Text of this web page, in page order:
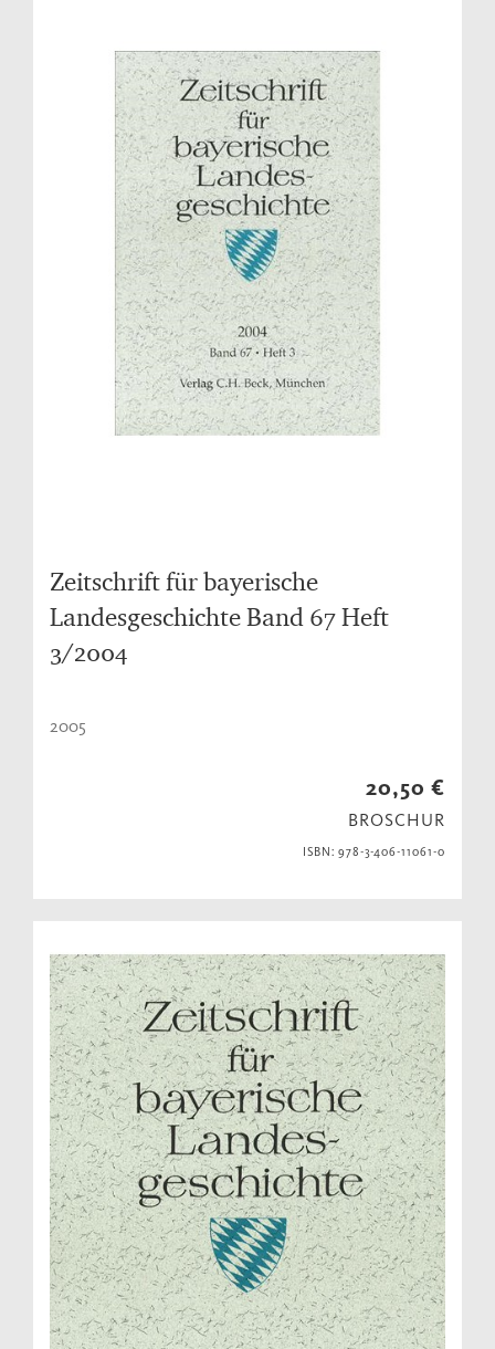
Zeitschrift für bayerische
Landesgeschichte Band 67 Heft
3/2004
2005
20,50 €
BROSCHUR
ISBN: 978-3-406-11061-0